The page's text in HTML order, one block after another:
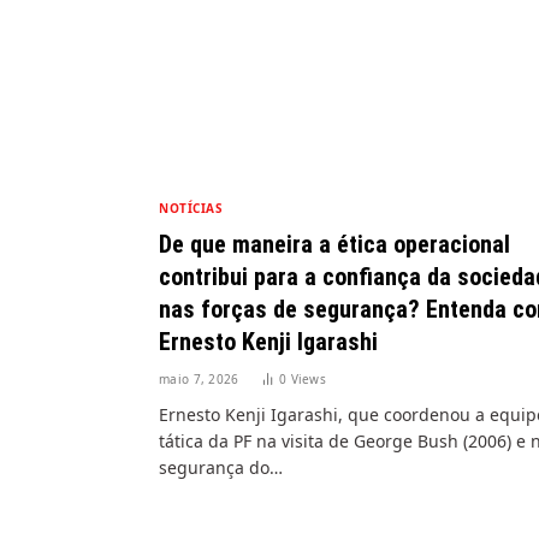
NOTÍCIAS
De que maneira a ética operacional
contribui para a confiança da
nas forças de segurança? Entenda
Ernesto Kenji Igarashi
maio 7, 2026 0 Views
Ernesto Kenji Igarashi, que coordenou a
tática da PF na visita de George Bush (2006) e
segurança do…